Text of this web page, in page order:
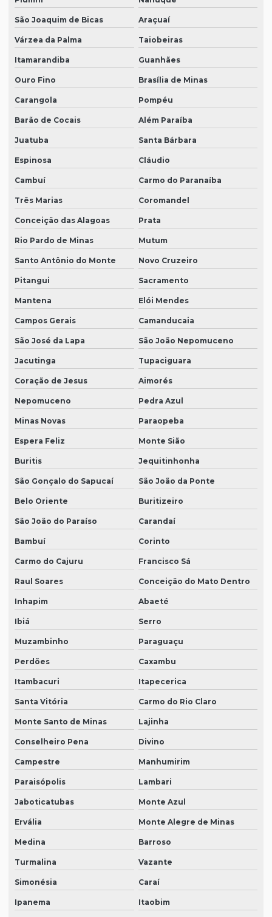
São Joaquim de Bicas Araçuaí
Várzea da Palma Taiobeiras
Itamarandiba Guanhães
Ouro Fino Brasília de Minas
Carangola Pompéu
Barão de Cocais Além Paraíba
Juatuba Santa Bárbara
Espinosa Cláudio
Cambuí Carmo do Paranaíba
Três Marias Coromandel
Conceição das Alagoas Prata
Rio Pardo de Minas Mutum
Santo Antônio do Monte Novo Cruzeiro
Pitangui Sacramento
Mantena Elói Mendes
Campos Gerais Camanducaia
São José da Lapa São João Nepomuceno
Jacutinga Tupaciguara
Coração de Jesus Aimorés
Nepomuceno Pedra Azul
Minas Novas Paraopeba
Espera Feliz Monte Sião
Buritis Jequitinhonha
São Gonçalo do Sapucaí São João da Ponte
Belo Oriente Buritizeiro
São João do Paraíso Carandaí
Bambuí Corinto
Carmo do Cajuru Francisco Sá
Raul Soares Conceição do Mato Dentro
Inhapim Abaeté
Ibiá Serro
Muzambinho Paraguaçu
Perdões Caxambu
Itambacuri Itapecerica
Santa Vitória Carmo do Rio Claro
Monte Santo de Minas Lajinha
Conselheiro Pena Divino
Campestre Manhumirim
Paraisópolis Lambari
Jaboticatubas Monte Azul
Ervália Monte Alegre de Minas
Medina Barroso
Turmalina Vazante
Simonésia Caraí
Ipanema Itaobim